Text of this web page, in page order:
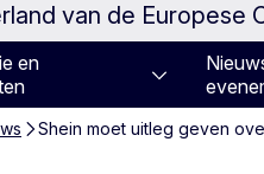
van de Europese
en
Shein moet uitleg geven